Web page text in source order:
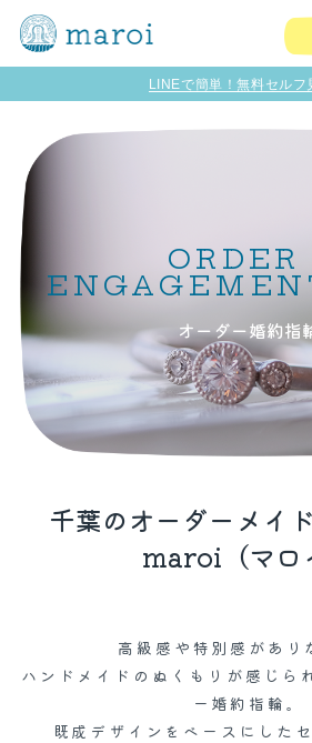
LINEで簡単！無料セルフ
ORDER
オーダー婚約指
千葉のオーダーメイ
maroi（マロ
高級感や特別感があり
ハンドメイドのぬくもりが感じ
ー婚約指輪。
既成デザインをベースにした